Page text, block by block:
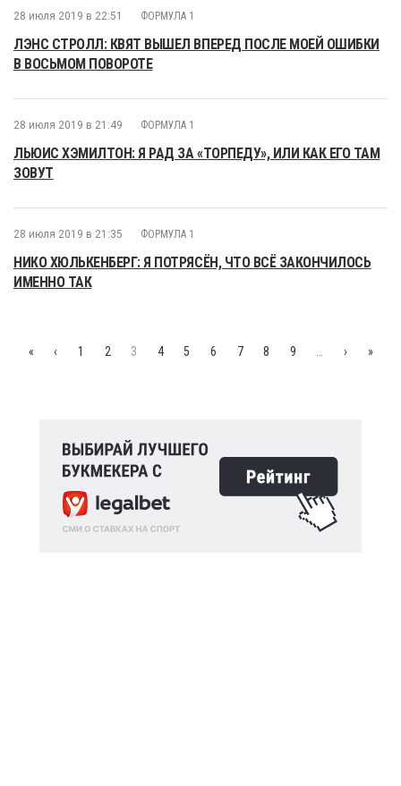
28 июля 2019 в 22:51 ФОРМУЛА 1
ЛЭНС СТРОЛЛ: КВЯТ ВЫШЕЛ ВПЕРЕД ПОСЛЕ МОЕЙ ОШИБКИ
В ВОСЬМОМ ПОВОРОТЕ
28 июля 2019 в 21:49 ФОРМУЛА 1
ЛЬЮИС ХЭМИЛТОН: Я РАД ЗА «ТОРПЕДУ», ИЛИ КАК ЕГО ТАМ
ЗОВУТ
28 июля 2019 в 21:35 ФОРМУЛА 1
НИКО ХЮЛЬКЕНБЕРГ: Я ПОТРЯСЁН, ЧТО ВСЁ ЗАКОНЧИЛОСЬ
ИМЕННО ТАК
« ‹ 1 2 3 4 5 6 7 8 9 › »